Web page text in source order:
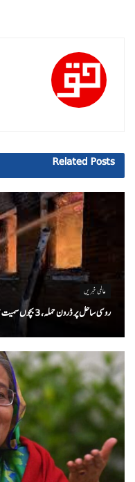
Related Posts
عالمی خبریں
روسی ساحل پر ڈرون حملہ، 3 بچوں سمیت 7 افراد ہلاک